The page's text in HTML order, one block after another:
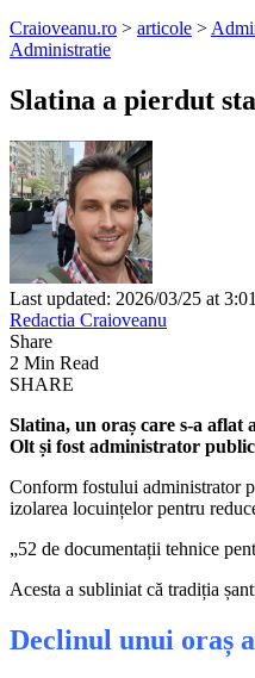
Craioveanu.ro > articole >
Administratie
Slatina a pierdut
Last updated: 2026/03/25 at
Redactia Craioveanu
Share
2 Min Read
SHARE
Slatina, un oraș care s-a
Olt și fost administrator
Conform fostului administrator
izolarea locuințelor pentru
„52 de documentații tehnice
Acesta a subliniat că tradiția
Declinul unui oraș